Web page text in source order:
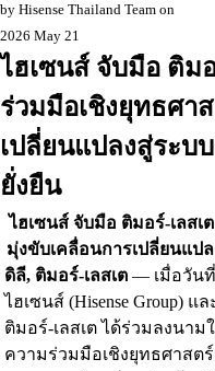
by Hisense Thailand Team on
2026 May 21
ไฮเซนส์ จับมือ ติม
ร่วมมือเชิงยุทธศา
เปลี่ยนแปลงสู่ระ
ยั่งยืน
ไฮเซนส์ จับมือ ติมอร์-เลส
มุ่งขับเคลื่อนการเปลี่ยนแ
ดิลี, ติมอร์-เลสเต — เมื่อวัน
ไฮเซนส์ (Hisense Group)
ติมอร์-เลสเต ได้ร่วมลงนา
ความร่วมมือเชิงยุทธศาสต